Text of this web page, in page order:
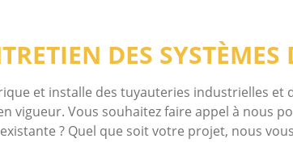
DES SYSTÈMES
et installe des tuyauteries industrielles et
vigueur. Vous souhaitez faire appel à nous
? Quel que soit votre projet, nous